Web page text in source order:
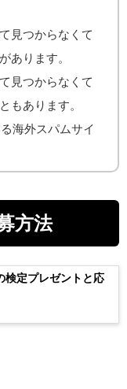
見つからなくて
あります。
見つからなくて
もあります。
海外スパムサイ
方法
定プレゼントと応